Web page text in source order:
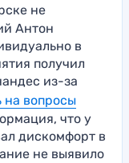
не
Антон
в
получил
из-за
на вопросы
что у
дискомфорт в
не выявило